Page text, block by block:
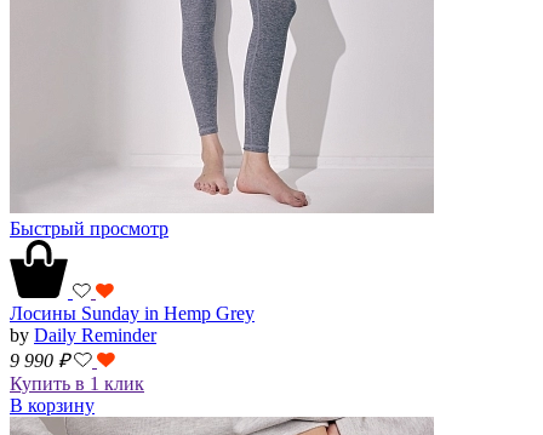
Быстрый просмотр
Лосины Sunday in Hemp Grey
by Daily Reminder
9 990 ₽
Купить в 1 клик
В корзину